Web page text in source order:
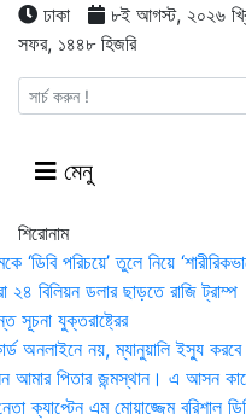
ঢাকা
৮ই আগস্ট, ২০২৬
সফর, ১৪৪৮ হিজরি
মেনু
শিরোনাম
‘ডিবি পরিচয়ে’ তুলে নিয়ে
২৪ বিলিয়ন ডলার ছাড়তে রাজি ট্রাম্প
সূচনা যুক্তরাষ্ট্রের
অনলাইনে নয়, ম্যানুয়ালি ইস্যু
পিতার জন্মস্থান। এ আসন
ক্যাপ্টেন এম মোয়াজ্জেম বরিশাল